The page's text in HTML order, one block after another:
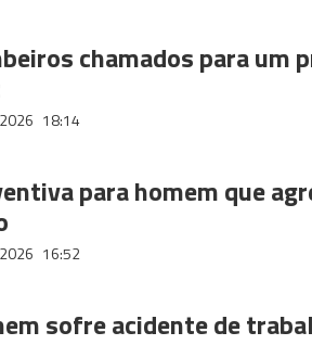
chamados para um
18:14
para homem que
16:52
sofre acidente de